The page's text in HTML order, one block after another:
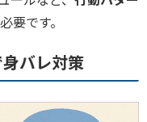
要です。
バレ対策